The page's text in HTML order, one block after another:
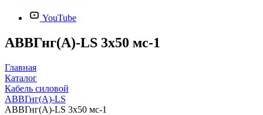
YouTube
АВВГнг(A)-LS 3х50 мс-1
Главная
Каталог
Кабель силовой
АВВГнг(A)-LS
АВВГнг(A)-LS 3х50 мс-1